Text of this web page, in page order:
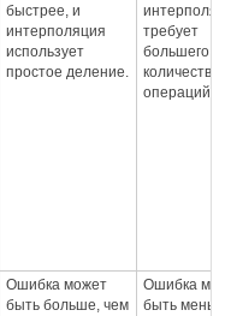
быстрее, и
интерполяция
использует
простое деление.
требует
большего
количества
операций.
Ошибка может
быть больше, чем
Ошибка
быть